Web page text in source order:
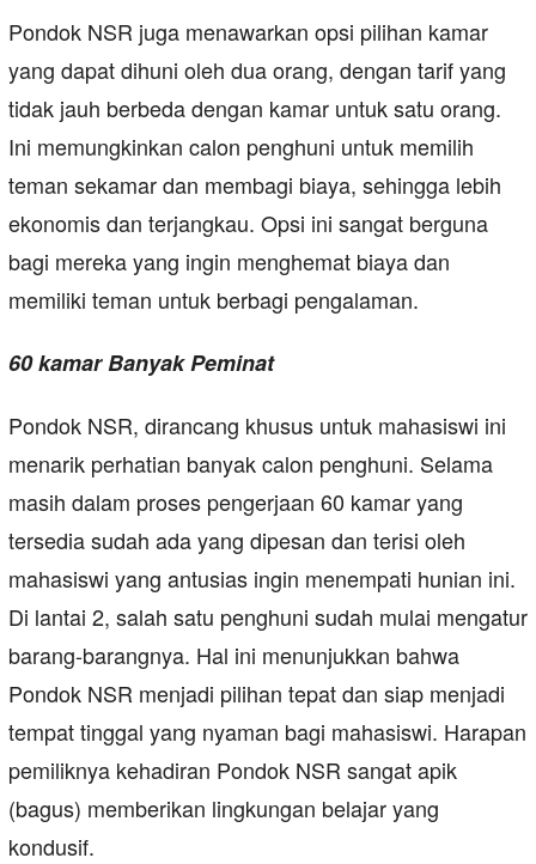
Pondok NSR juga menawarkan opsi pilihan kamar
yang dapat dihuni oleh dua orang, dengan tarif yang
tidak jauh berbeda dengan kamar untuk satu orang.
Ini memungkinkan calon penghuni untuk memilih
teman sekamar dan membagi biaya, sehingga lebih
ekonomis dan terjangkau. Opsi ini sangat berguna
bagi mereka yang ingin menghemat biaya dan
memiliki teman untuk berbagi pengalaman.
60 kamar Banyak Peminat
Pondok NSR, dirancang khusus untuk mahasiswi ini
menarik perhatian banyak calon penghuni. Selama
masih dalam proses pengerjaan 60 kamar yang
tersedia sudah ada yang dipesan dan terisi oleh
mahasiswi yang antusias ingin menempati hunian ini.
Di lantai 2, salah satu penghuni sudah mulai mengatur
barang-barangnya. Hal ini menunjukkan bahwa
Pondok NSR menjadi pilihan tepat dan siap menjadi
tempat tinggal yang nyaman bagi mahasiswi. Harapan
pemiliknya kehadiran Pondok NSR sangat apik
(bagus) memberikan lingkungan belajar yang
kondusif.